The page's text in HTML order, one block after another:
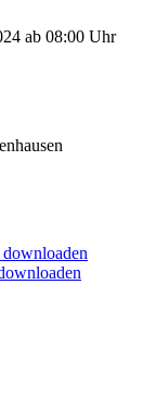
ab 08:00 Uhr